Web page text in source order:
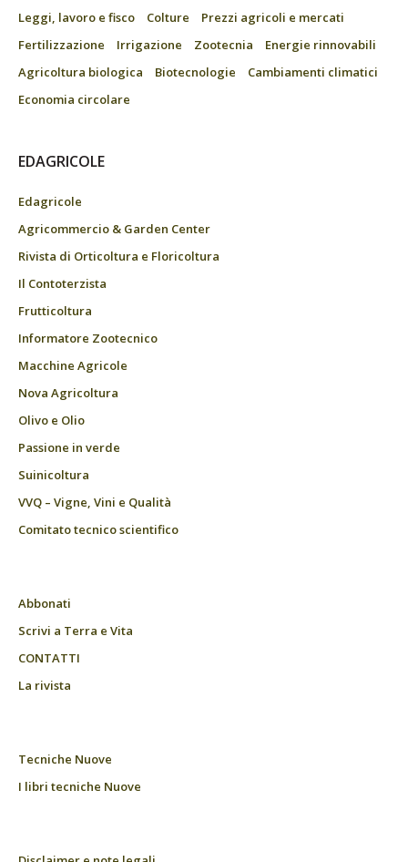
Leggi, lavoro e fisco
Colture
Prezzi agricoli e mercati
Fertilizzazione
Irrigazione Zootecnia
Energie rinnovabili
Agricoltura biologica
Biotecnologie
Cambiamenti climatici
Economia circolare
EDAGRICOLE
Edagricole
Agricommercio & Garden Center
Rivista di Orticoltura e Floricoltura
Il Contoterzista
Frutticoltura
Informatore Zootecnico
Macchine Agricole
Nova Agricoltura
Olivo e Olio
Passione in verde
Suinicoltura
VVQ – Vigne, Vini e Qualità
Comitato tecnico scientifico
Abbonati
Scrivi a Terra e Vita
CONTATTI
La rivista
Tecniche Nuove
I libri tecniche Nuove